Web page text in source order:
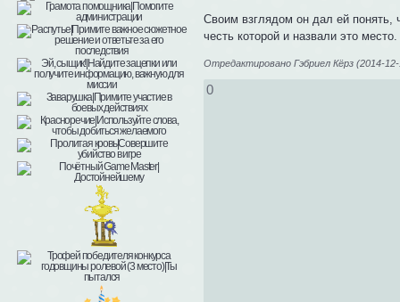
Своим взглядом он дал ей понять,
честь которой и назвали это место.
Отредактировано Гэбриел Кёрз (2014-
0